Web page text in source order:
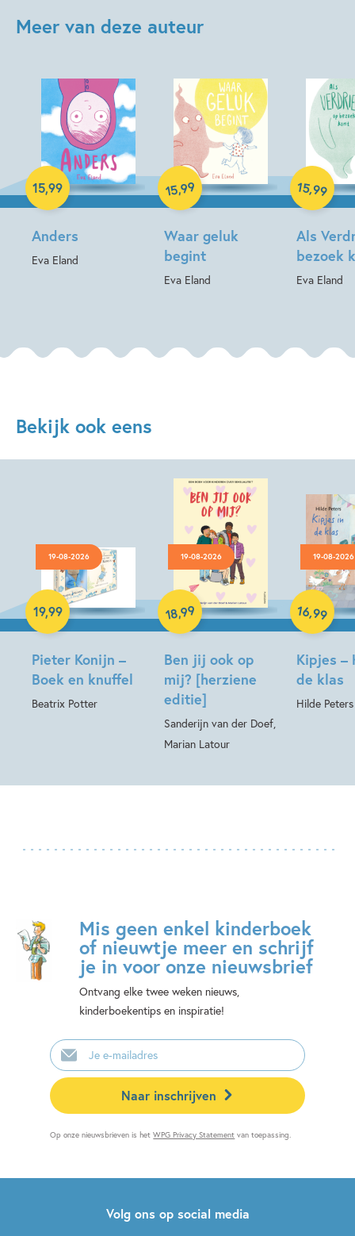
Meer van deze auteur
Anders
Eva Eland
15,99
Hardcover
Waar geluk
begint
Eva Eland
15,99
Hardcover
Als
bezoek
Eva Eland
15,99
Hardcover
Bekijk ook eens
19-08-2026
Pieter Konijn –
Boek en knuffel
Beatrix Potter
19,99
Hardcover
19-08-2026
Ben jij ook op
mij? [herziene
editie]
Sanderijn van der Doef,
Marian Latour
18,99
Hardcover
19-08-2026
Kipjes –
de klas
Hilde Peters
16,99
Hardcover
Mis geen enkel kinderboek
of nieuwtje meer en schrijf
je in voor onze nieuwsbrief
Ontvang elke twee weken nieuws,
kinderboekentips en inspiratie!
E-
mailadres
Naar inschrijven
Op onze nieuwsbrieven is hetWPG Privacy Statement van toepassing.
Volg ons op social media